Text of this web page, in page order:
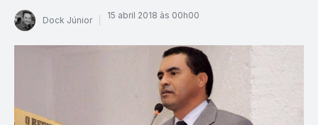
Dock Júnior 15 abril 2018 às 00h00